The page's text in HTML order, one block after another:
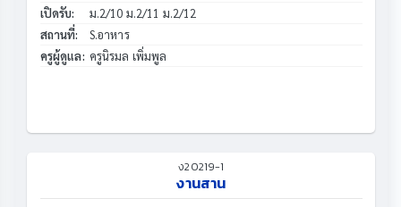
เปิดรับ:
ม.2/10 ม.2/11 ม.2/12
สถานที่:
S.อาหาร
ครูผู้ดูแล: ครูนิรมล เพิ่มพูล
ง20219-1
งานสาน